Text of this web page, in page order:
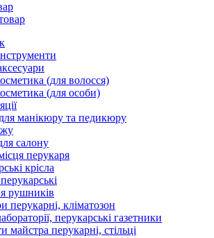
(для волосся)
(для особи)
манікюру та педикюру
салону
перукаря
крісла
рушників
перукарні, кліматозон
перукарські газетники
майстра перукарні, стільці